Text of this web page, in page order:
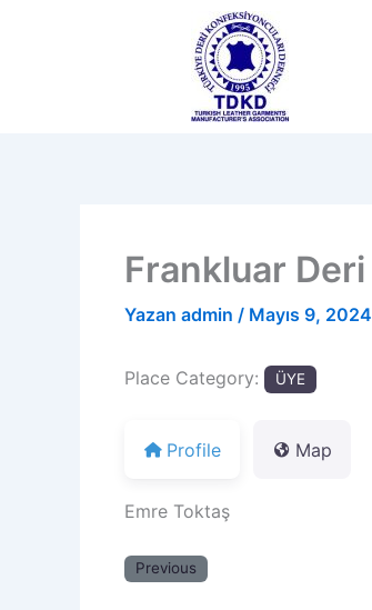
Frankluar Deri
Yazan admin / Mayıs 9, 2024
Place Category: ÜYE
Profile Map
Emre Toktaş
Previous